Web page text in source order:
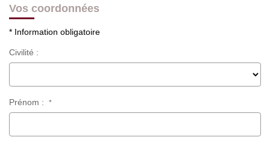
Vos coordonnées
* Information obligatoire
Civilité :
Prénom : *